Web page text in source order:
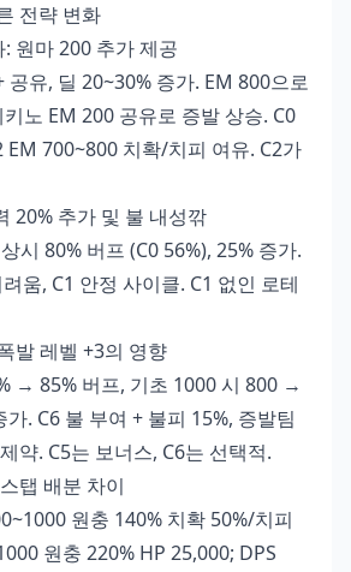
전략 변화
원마 200 추가 제공
공유, 딜 20~30% 증가. EM 800으로
노 EM 200 공유로 증발 상승. C0
EM 700~800 치확/치피 여유. C2가
20% 추가 및 불 내성깎
시 80% 버프 (C0 56%), 25% 증가.
움, C1 안정 사이클. C1 없인 로테
발 레벨 +3의 영향
→ 85% 버프, 기초 1000 시 800 →
. C6 불 부여 + 불피 15%, 증발팀
약. C5는 보너스, C6는 선택적.
탭 배분 차이
원충 140% 치확 50%/치피
원충 220% HP 25,000; DPS